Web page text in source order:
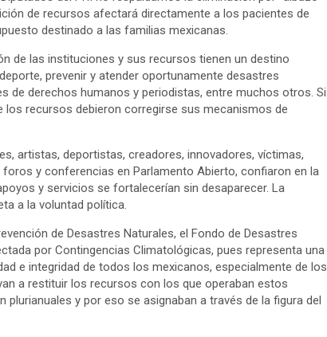
de recursos afectará directamente a los pacientes de
destinado a las familias mexicanas.
de las instituciones y sus recursos tienen un destino
prevenir y atender oportunamente desastres
de derechos humanos y periodistas, entre muchos otros. Si
recursos debieron corregirse sus mecanismos de
artistas, deportistas, creadores, innovadores, víctimas,
y conferencias en Parlamento Abierto, confiaron en la
y servicios se fortalecerían sin desaparecer. La
a la voluntad política.
de Desastres Naturales, el Fondo de Desastres
por Contingencias Climatológicas, pues representa una
e integridad de todos los mexicanos, especialmente de los
a restituir los recursos con los que operaban estos
y por eso se asignaban a través de la figura del